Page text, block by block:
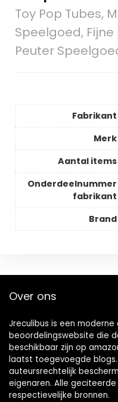
Toy Pop Tubes,
Speelgoed,
Peuter
Fabrikant
Merk
Aantal items
Onderdeelnummer
fabrikant
Brand
Over ons
Jreculibus is een
beoordelingswebsite die
beschikbaar zijn op
laatst toegevoegde
auteursrechtelijk
eigenaren. Alle
respectievelijke bronnen.